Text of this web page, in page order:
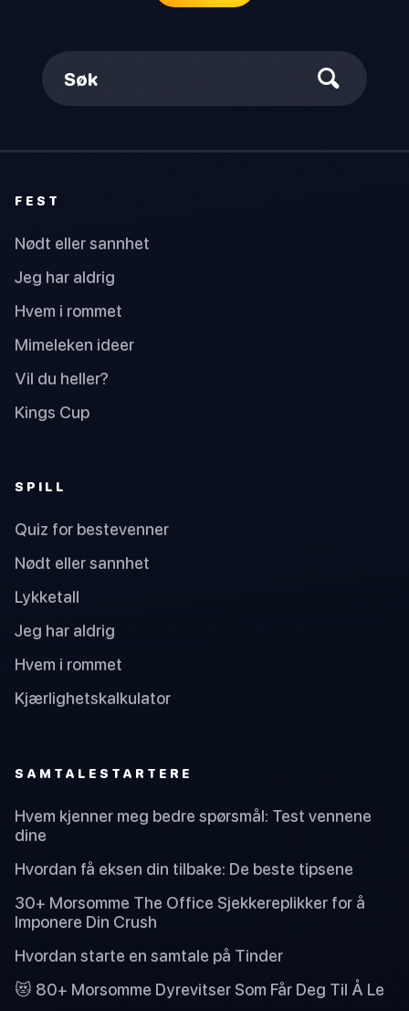
Søk
FEST
Nødt eller sannhet
Jeg har aldrig
Hvem i rommet
Mimeleken ideer
Vil du heller?
Kings Cup
SPILL
Quiz for bestevenner
Nødt eller sannhet
Lykketall
Jeg har aldrig
Hvem i rommet
Kjærlighetskalkulator
SAMTALESTARTERE
Hvem kjenner meg bedre spørsmål: Test vennene
dine
Hvordan få eksen din tilbake: De beste tipsene
30+ Morsomme The Office Sjekkereplikker for å
Imponere Din Crush
Hvordan starte en samtale på Tinder
😻 80+ Morsomme Dyrevitser Som Får Deg Til Å Le